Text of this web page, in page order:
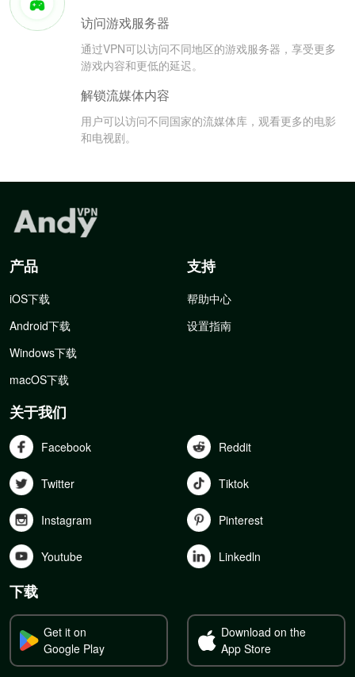
访问游戏服务器
通过VPN可以访问不同地区的游戏服务器，享受更多
游戏内容和更低的延迟。
解锁流媒体内容
用户可以访问不同国家的流媒体库，观看更多的电影
和电视剧。
产品
iOS下载
Android下载
Windows下载
macOS下载
支持
帮助中心
设置指南
关于我们
Facebook Reddit
Twitter Tiktok
Instagram Pinterest
Youtube Linkedln
下载
Get it on
Google Play
Download on the
App Store